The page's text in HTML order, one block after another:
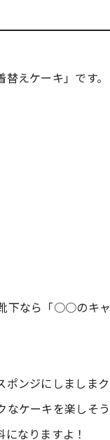
えケーキ」です。
下なら「○○のキャ
ポンジにしましまク
なケーキを楽しそう
なりますよ！